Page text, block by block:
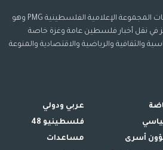
موقع غزة بوست هو احد خدمات المجموعة الإعلامية الفلسطينية PMG وهو
في نقل أخبار فلسطين عامة وغزة خاصة
والثقافية والرياضية والاقتصادية والمنوعة
أسرى
عربي ودولي
فلسطينيو 48
مساعدات